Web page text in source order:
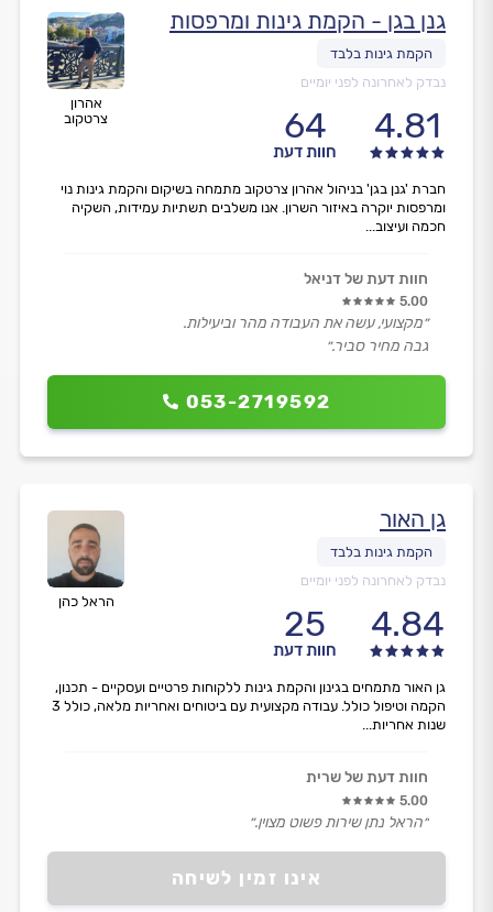
אהרון
צרטקוב
גנן בגן - הקמת גינות ומרפסות
נבדק לאחרונה לפני יומיים
4.81
64
חוות דעת
053-2719592
חברת 'גנן בגן' בניהול אהרון צרטקוב מתמחה בשיקום והקמת גינות נוי
ומרפסות יוקרה באיזור השרון. אנו משלבים תשתיות עמידות, השקיה
חכמה ועיצוב...
חוות דעת של דניאל
5.00
״מקצועי, עשה את העבודה מהר וביעילות.
גבה מחיר סביר.״
הראל כהן
גן האור
נבדק לאחרונה לפני יומיים
4.84
25
חוות דעת
אינו זמין לשיחה
גן האור מתמחים בגינון והקמת גינות ללקוחות פרטיים ועסקיים - תכנון,
הקמה וטיפול כולל. עבודה מקצועית עם ביטוחים ואחריות מלאה, כולל 3
שנות אחריות...
חוות דעת של שרית
5.00
״הראל נתן שירות פשוט מצוין.״